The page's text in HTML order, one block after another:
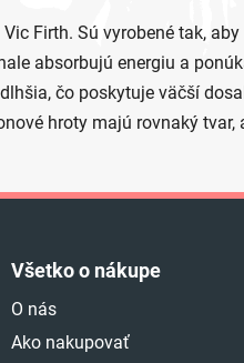
Firth. Sú vyrobené tak,
absorbujú energiu a
čo poskytuje väčší
hroty majú rovnaký
Všetko o nákupe
O nás
Ako nakupovať